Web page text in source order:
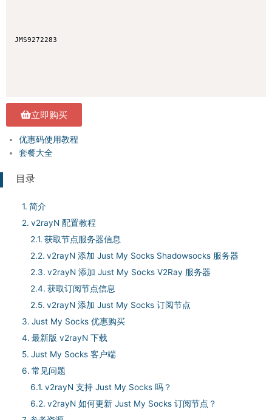
JMS9272283
立即购买
优惠码使用教程
套餐大全
目录
简介
v2rayN 配置教程
获取节点服务器信息
v2rayN 添加 Just My Socks Shadowsocks 服务器
v2rayN 添加 Just My Socks V2Ray 服务器
获取订阅节点信息
v2rayN 添加 Just My Socks 订阅节点
Just My Socks 优惠购买
最新版 v2rayN 下载
Just My Socks 客户端
常见问题
v2rayN 支持 Just My Socks 吗？
v2rayN 如何更新 Just My Socks 订阅节点？